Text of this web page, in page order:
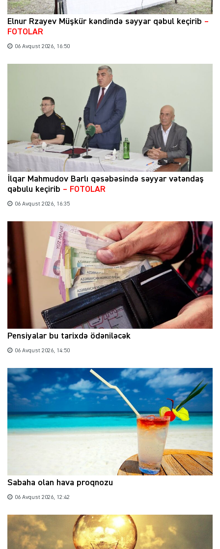
Elnur Rzayev Müşkür kəndində səyyar qəbul keçirib –
FOTOLAR
06 Avqust 2026, 16:50
İlqar Mahmudov Barlı qəsəbəsində səyyar vətəndaş
qəbulu keçirib – FOTOLAR
06 Avqust 2026, 16:35
Pensiyalar bu tarixdə ödəniləcək
06 Avqust 2026, 14:50
Sabaha olan hava proqnozu
06 Avqust 2026, 12:42